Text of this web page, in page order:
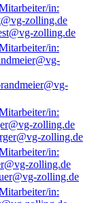
zolling.de
zolling.de
zolling.de